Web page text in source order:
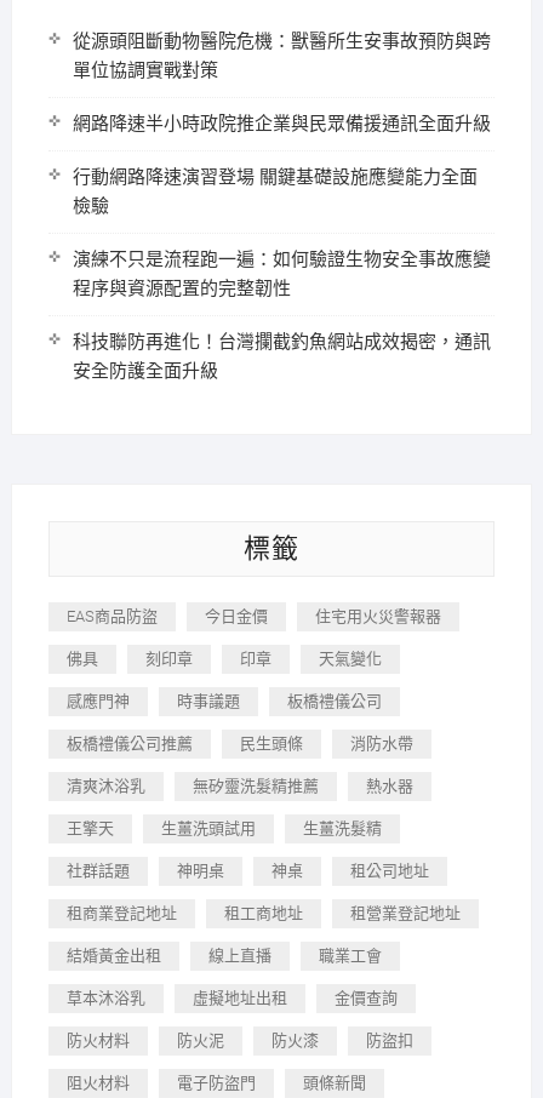
從源頭阻斷動物醫院危機：獸醫所生安事故預防與跨
單位協調實戰對策
網路降速半小時政院推企業與民眾備援通訊全面升級
行動網路降速演習登場 關鍵基礎設施應變能力全面
檢驗
演練不只是流程跑一遍：如何驗證生物安全事故應變
程序與資源配置的完整韌性
科技聯防再進化！台灣攔截釣魚網站成效揭密，通訊
安全防護全面升級
標籤
EAS商品防盜 今日金價 住宅用火災警報器
佛具 刻印章 印章 天氣變化
感應門神 時事議題 板橋禮儀公司
板橋禮儀公司推薦 民生頭條 消防水帶
清爽沐浴乳 無矽靈洗髮精推薦 熱水器
王擎天 生薑洗頭試用 生薑洗髮精
社群話題 神明桌 神桌 租公司地址
租商業登記地址 租工商地址 租營業登記地址
結婚黃金出租 線上直播 職業工會
草本沐浴乳 虛擬地址出租 金價查詢
防火材料 防火泥 防火漆 防盜扣
阻火材料 電子防盜門 頭條新聞